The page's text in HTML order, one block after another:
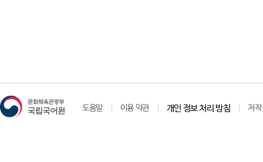
도움말 이용 약관 개인 정보 처리 방침 저